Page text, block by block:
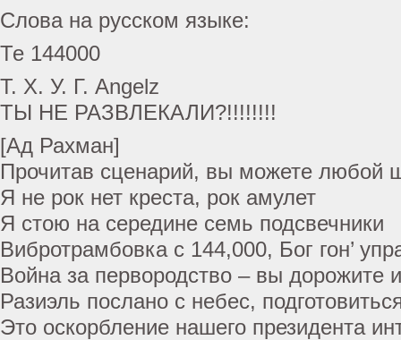
Слова на русском языке:
Те 144000
Т. Х. У. Г. Angelz
ТЫ НЕ РАЗВЛЕКАЛИ?!!!!!!!!
[Ад Рахман]
Прочитав сценарий, вы можете любой
Я не рок нет креста, рок амулет
Я стою на середине семь подсвечники
Вибротрамбовка с 144,000, Бог гон’
Война за первородство – вы дорожите
Разиэль послано с небес,
Это оскорбление нашего президента